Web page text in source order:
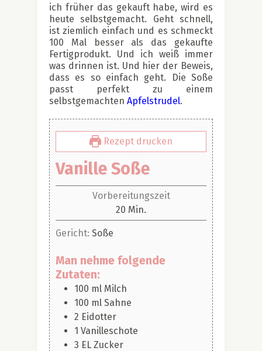
ich früher das gekauft habe, wird es
heute selbstgemacht. Geht schnell,
ist ziemlich einfach und es schmeckt
100 Mal besser als das gekaufte
Fertigprodukt. Und ich weiß immer
was drinnen ist. Und hier der Beweis,
dass es so einfach geht. Die Soße
passt perfekt zu einem
selbstgemachten Apfelstrudel.
Rezept drucken
Vanille Soße
Vorbereitungszeit
20 Minuten
Min.
Gericht: Soße
Man nehme folgende
Zutaten:
100 ml Milch
100 ml Sahne
2 Eidotter
1 Vanilleschote
3 EL Zucker